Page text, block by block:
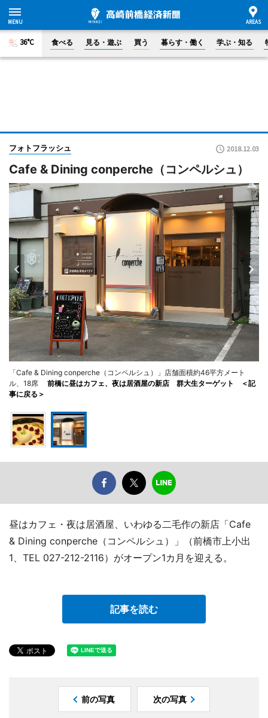
36°C 食べる 見る・遊ぶ 買う 暮らす・働く 学ぶ・知る
フォトフラッシュ 2018.12.03
Cafe & Dining conperche（コンペルシュ）
「Cafe & Dining conperche（コンペルシュ）」店舗面積約46平方メート
ル、18席
前橋に昼はカフェ、夜は居酒屋の新店 群大生ターゲット ＜記
事に戻る＞
昼はカフェ・夜は居酒屋、いわゆる二毛作の新店「Cafe
& Dining conperche（コンペルシュ）」（前橋市上小出
1、TEL 027-212-2116）がオープン1カ月を迎える。
記事を読む
前の写真 次の写真